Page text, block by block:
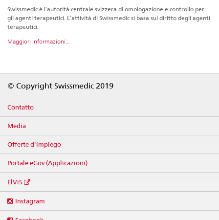
Swissmedic è l’autorità centrale svizzera di omologazione e controllo per
gli agenti terapeutici. L’attività di Swissmedic si basa sul diritto degli agenti
terapeutici.
Maggiori informazioni...
© Copyright Swissmedic 2019
Contatto
Media
Offerte d'impiego
Portale eGov (Applicazioni)
ElViS
media
Instagram